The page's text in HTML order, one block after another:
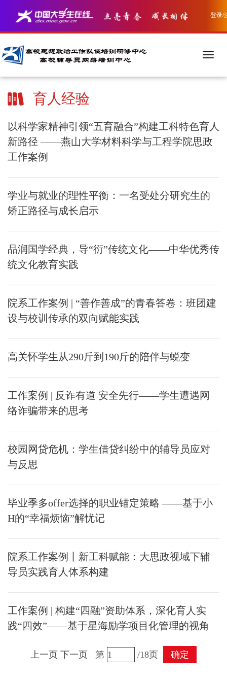
登录/
育人经验
以科学家精神引领“五育融合”构建工科特色育人
新路径 ——燕山大学材料科学与工程学院思政
工作案例
学业与就业的理性平衡：一名受处分研究生的
矫正路径与成长启示
品润国学经典，导“衍”传统文化——中华优秀传
统文化教育实践
院系工作案例 | “善作善成”的青春答卷：班团建
设与校训传承的双向赋能实践
高关怀学生从290斤到190斤的陪伴与蜕变
工作案例 | 反诈有道 安全先行——学生遭遇网
络诈骗带来的思考
校园网贷危机：学生借贷纠纷中的辅导员应对
与反思
毕业季多offer选择的职业锚定策略 ——基于小
H的“幸福烦恼”解忧记
院系工作案例丨新工科赋能：大思政视域下辅
导员实践育人体系构建
工作案例 | 构建“四融”资助体系，深化育人实
践“四效”——基于星海励学项目化管理的视角
上一页 下一页 第 /18页 确定